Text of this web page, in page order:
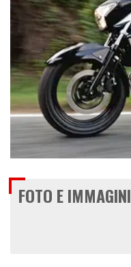
€ 3.990
FOTO E IMMAGINI